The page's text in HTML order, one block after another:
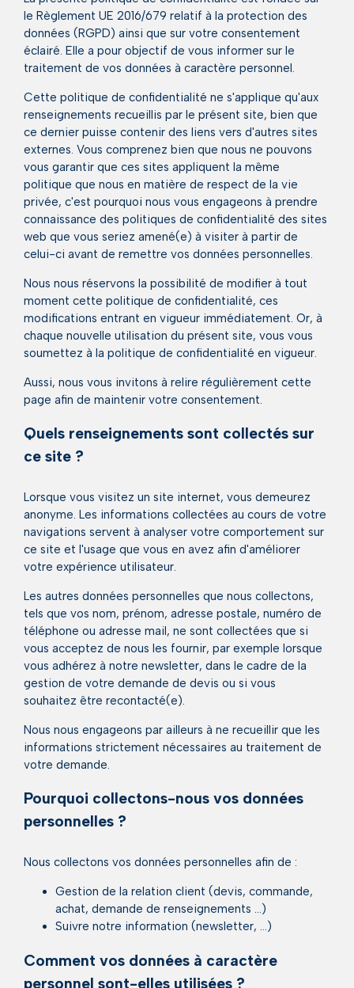
le Règlement UE 2016/679 relatif à la protection des
données (RGPD) ainsi que sur votre consentement
éclairé. Elle a pour objectif de vous informer sur le
traitement de vos données à caractère personnel.
Cette politique de confidentialité ne s'applique qu'aux
renseignements recueillis par le présent site, bien que
ce dernier puisse contenir des liens vers d'autres sites
externes. Vous comprenez bien que nous ne pouvons
vous garantir que ces sites appliquent la même
politique que nous en matière de respect de la vie
privée, c'est pourquoi nous vous engageons à prendre
connaissance des politiques de confidentialité des sites
web que vous seriez amené(e) à visiter à partir de
celui-ci avant de remettre vos données personnelles.
Nous nous réservons la possibilité de modifier à tout
moment cette politique de confidentialité, ces
modifications entrant en vigueur immédiatement. Or, à
chaque nouvelle utilisation du présent site, vous vous
soumettez à la politique de confidentialité en vigueur.
Aussi, nous vous invitons à relire régulièrement cette
page afin de maintenir votre consentement.
Quels renseignements sont collectés sur
ce site ?
Lorsque vous visitez un site internet, vous demeurez
anonyme. Les informations collectées au cours de votre
navigations servent à analyser votre comportement sur
ce site et l'usage que vous en avez afin d'améliorer
votre expérience utilisateur.
Les autres données personnelles que nous collectons,
tels que vos nom, prénom, adresse postale, numéro de
téléphone ou adresse mail, ne sont collectées que si
vous acceptez de nous les fournir, par exemple lorsque
vous adhérez à notre newsletter, dans le cadre de la
gestion de votre demande de devis ou si vous
souhaitez être recontacté(e).
Nous nous engageons par ailleurs à ne recueillir que les
informations strictement nécessaires au traitement de
votre demande.
Pourquoi collectons-nous vos données
personnelles ?
Nous collectons vos données personnelles afin de :
Gestion de la relation client (devis, commande,
achat, demande de renseignements …)
Suivre notre information (newsletter, …)
Comment vos données à caractère
personnel sont-elles utilisées ?